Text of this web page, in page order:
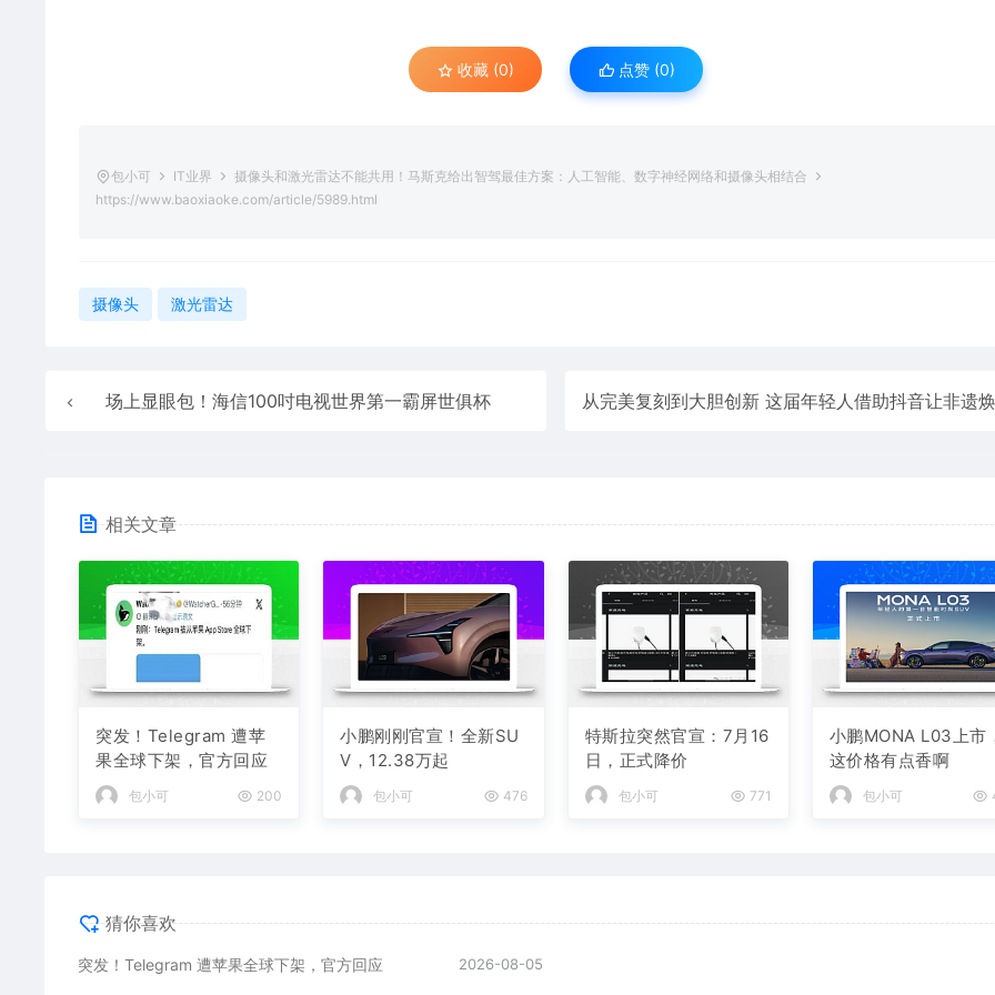
收藏 (0) 点赞 (0)
包小可 IT业界
摄像头和激光雷达不能共用！马斯克给出智驾最佳方案：人工智能、数字神经网络和摄像头相结合
https://www.baoxiaoke.com/article/5989.html
摄像头 激光雷达
场上显眼包！海信100吋电视世界第一霸屏世俱杯
相关文章
突发！Telegram 遭苹
果全球下架，官方回应
包小可 200
小鹏刚刚官宣！全新SU
V，12.38万起
包小可 476
特斯拉突然官宣：7月16
日，正式降价
包小可 771
小鹏MONA L03上市
这价格有点香啊
包小可
猜你喜欢
突发！Telegram 遭苹果全球下架，官方回应 2026-08-05